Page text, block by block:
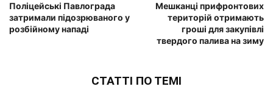
Поліцейські Павлограда
затримали підозрюваного у
розбійному нападі
Мешканці прифронтових
територій отримають
гроші для закупівлі
твердого палива на зиму
СТАТТІ ПО ТЕМІ